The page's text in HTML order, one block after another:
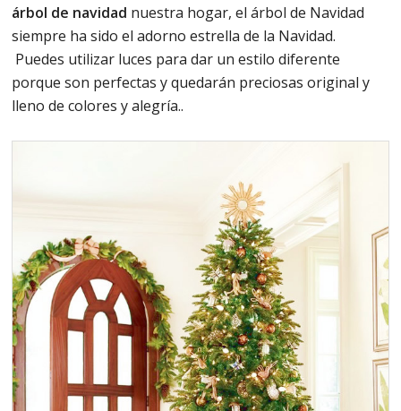
árbol de navidad nuestra hogar, el árbol de Navidad
siempre ha sido el adorno estrella de la Navidad.
Puedes utilizar luces para dar un estilo diferente
porque son perfectas y quedarán preciosas original y
lleno de colores y alegría..